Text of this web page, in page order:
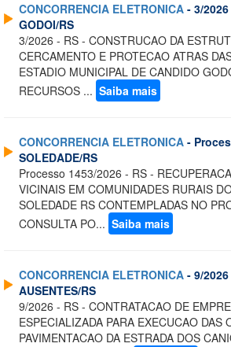
CONCORRENCIA ELETRONICA - 3/
GODOI/RS
3/2026 - RS - CONSTRUCAO DA
CERCAMENTO E PROTECAO ATRAS
ESTADIO MUNICIPAL DE CANDIDO
RECURSOS ... Saiba mais
CONCORRENCIA ELETRONICA -
SOLEDADE/RS
Processo 1453/2026 - RS -
VICINAIS EM COMUNIDADES RURAIS
SOLEDADE RS CONTEMPLADAS NO
CONSULTA PO... Saiba mais
CONCORRENCIA ELETRONICA - 9/
AUSENTES/RS
9/2026 - RS - CONTRATACAO DE
ESPECIALIZADA PARA EXECUCAO DAS
PAVIMENTACAO DA ESTRADA DOS